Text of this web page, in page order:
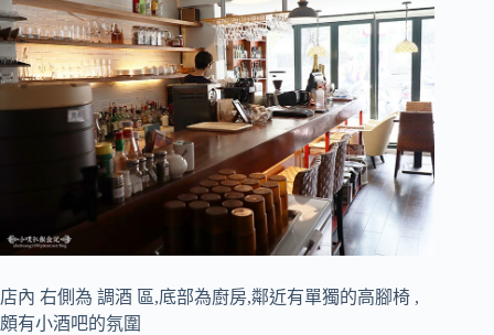
店內 右側為 調酒 區,底部為廚房,鄰近有單獨的高腳椅 ,
頗有小酒吧的氛圍